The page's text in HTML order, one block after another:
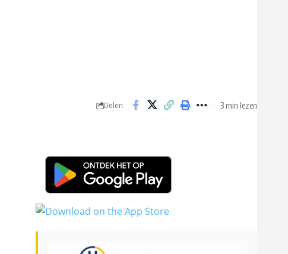
Delen 3 min lezen